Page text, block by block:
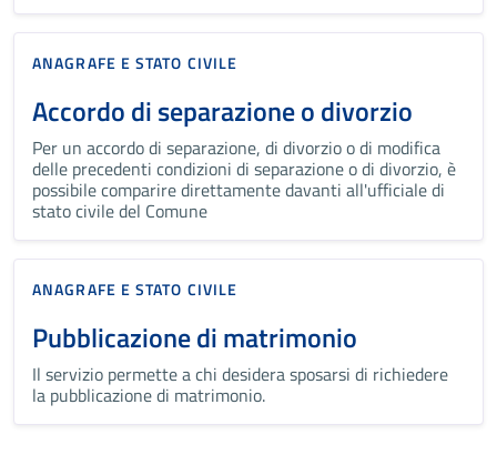
ANAGRAFE E STATO CIVILE
Accordo di separazione o divorzio
Per un accordo di separazione, di divorzio o di modifica
delle precedenti condizioni di separazione o di divorzio, è
possibile comparire direttamente davanti all'ufficiale di
stato civile del Comune
ANAGRAFE E STATO CIVILE
Pubblicazione di matrimonio
Il servizio permette a chi desidera sposarsi di richiedere
la pubblicazione di matrimonio.